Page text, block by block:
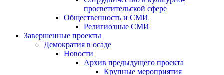
просветительской сфере
Общественность и СМИ
Религиозные СМИ
Завершенные проекты
Демократия в осаде
Новости
Архив предыдущего проекта
Крупные мероприятия